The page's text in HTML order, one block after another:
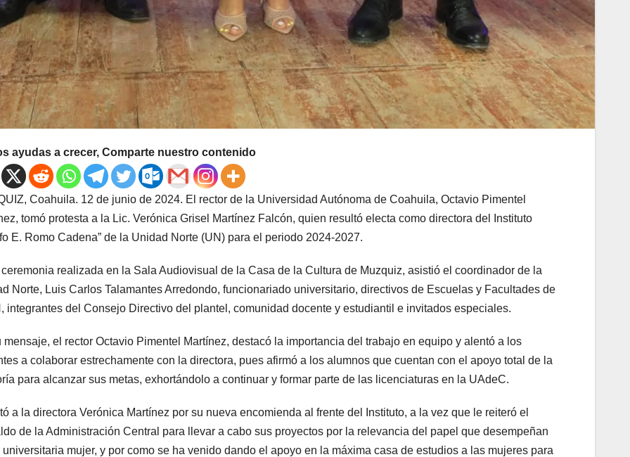
ayudas a crecer, Comparte nuestro contenido
Coahuila. 12 de junio de 2024. El rector de la Universidad Autónoma de Coahuila, Octavio Pimentel
tomó protesta a la Lic. Verónica Grisel Martínez Falcón, quien resultó electa como directora del Instituto
E. Romo Cadena” de la Unidad Norte (UN) para el periodo 2024-2027.
realizada en la Sala Audiovisual de la Casa de la Cultura de Muzquiz, asistió el coordinador de la
Norte, Luis Carlos Talamantes Arredondo, funcionariado universitario, directivos de Escuelas y Facultades de
integrantes del Consejo Directivo del plantel, comunidad docente y estudiantil e invitados especiales.
mensaje, el rector Octavio Pimentel Martínez, destacó la importancia del trabajo en equipo y alentó a los
a colaborar estrechamente con la directora, pues afirmó a los alumnos que cuentan con el apoyo total de la
para alcanzar sus metas, exhortándolo a continuar y formar parte de las licenciaturas en la UAdeC.
a la directora Verónica Martínez por su nueva encomienda al frente del Instituto, a la vez que le reiteró el
de la Administración Central para llevar a cabo sus proyectos por la relevancia del papel que desempeñan
universitaria mujer, y por como se ha venido dando el apoyo en la máxima casa de estudios a las mujeres para